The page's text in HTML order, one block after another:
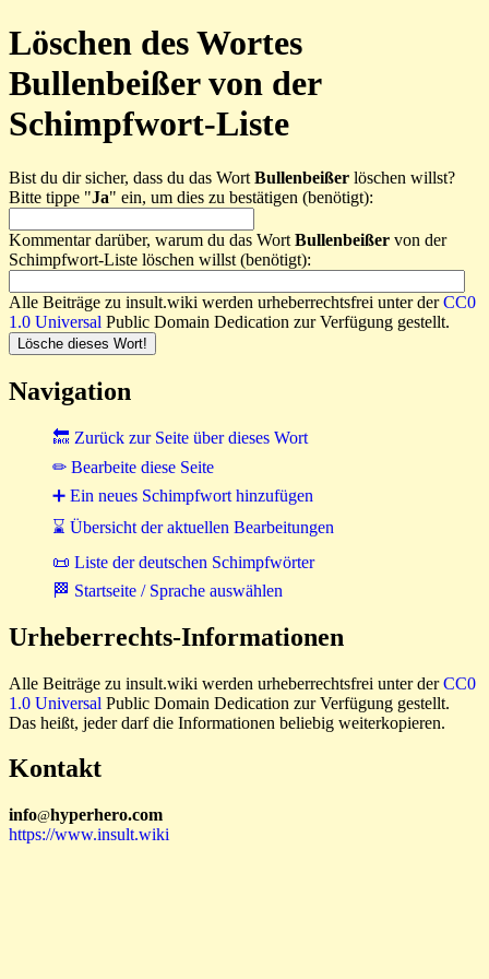
Löschen des Wortes
Bullenbeißer von der
Schimpfwort-Liste
Bist du dir sicher, dass du das Wort Bullenbeißer löschen willst?
Bitte tippe "Ja" ein, um dies zu bestätigen (benötigt):
Kommentar darüber, warum du das Wort Bullenbeißer von der
Schimpfwort-Liste löschen willst (benötigt):
Alle Beiträge zu insult.wiki werden urheberrechtsfrei unter derCC0
1.0 Universal Public Domain Dedication zur Verfügung gestellt.
Navigation
🔙 Zurück zur Seite über dieses Wort
✏ Bearbeite diese Seite
➕ Ein neues Schimpfwort hinzufügen
⌛ Übersicht der aktuellen Bearbeitungen
📜 Liste der deutschen Schimpfwörter
🏁 Startseite / Sprache auswählen
Urheberrechts-Informationen
Alle Beiträge zu insult.wiki werden urheberrechtsfrei unter derCC0
1.0 Universal Public Domain Dedication zur Verfügung gestellt.
Das heißt, jeder darf die Informationen beliebig weiterkopieren.
Kontakt
info@hyperhero.com
https://www.insult.wiki